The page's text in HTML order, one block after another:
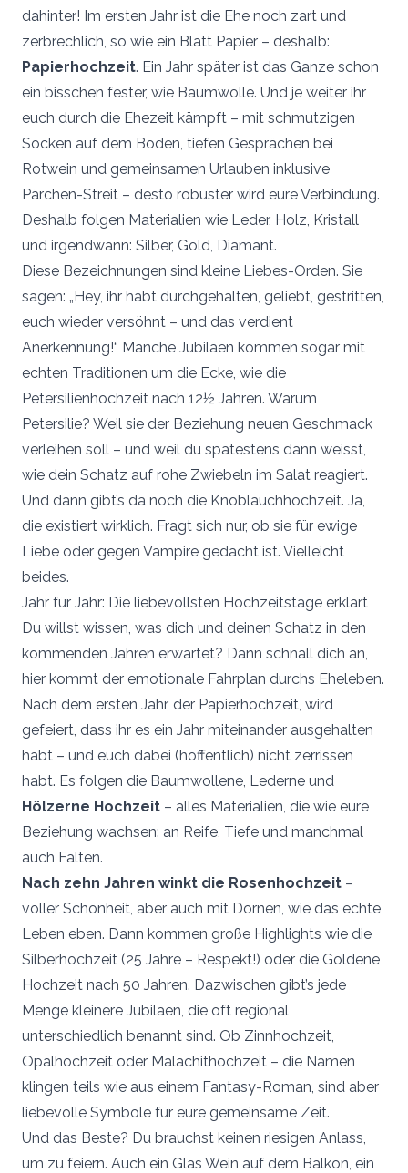
dahinter! Im ersten Jahr ist die Ehe noch zart und
zerbrechlich, so wie ein Blatt Papier – deshalb:
Papierhochzeit. Ein Jahr später ist das Ganze schon
ein bisschen fester, wie Baumwolle. Und je weiter ihr
euch durch die Ehezeit kämpft – mit schmutzigen
Socken auf dem Boden, tiefen Gesprächen bei
Rotwein und gemeinsamen Urlauben inklusive
Pärchen-Streit – desto robuster wird eure Verbindung.
Deshalb folgen Materialien wie Leder, Holz, Kristall
und irgendwann: Silber, Gold, Diamant.
Diese Bezeichnungen sind kleine Liebes-Orden. Sie
sagen: „Hey, ihr habt durchgehalten, geliebt, gestritten,
euch wieder versöhnt – und das verdient
Anerkennung!“ Manche Jubiläen kommen sogar mit
echten Traditionen um die Ecke, wie die
Petersilienhochzeit nach 12½ Jahren. Warum
Petersilie? Weil sie der Beziehung neuen Geschmack
verleihen soll – und weil du spätestens dann weisst,
wie dein Schatz auf rohe Zwiebeln im Salat reagiert.
Und dann gibt’s da noch die Knoblauchhochzeit. Ja,
die existiert wirklich. Fragt sich nur, ob sie für ewige
Liebe oder gegen Vampire gedacht ist. Vielleicht
beides.
Jahr für Jahr: Die liebevollsten Hochzeitstage erklärt
Du willst wissen, was dich und deinen Schatz in den
kommenden Jahren erwartet? Dann schnall dich an,
hier kommt der emotionale Fahrplan durchs Eheleben.
Nach dem ersten Jahr, der Papierhochzeit, wird
gefeiert, dass ihr es ein Jahr miteinander ausgehalten
habt – und euch dabei (hoffentlich) nicht zerrissen
habt. Es folgen die Baumwollene, Lederne und
Hölzerne Hochzeit – alles Materialien, die wie eure
Beziehung wachsen: an Reife, Tiefe und manchmal
auch Falten.
Nach zehn Jahren winkt die Rosenhochzeit –
voller Schönheit, aber auch mit Dornen, wie das echte
Leben eben. Dann kommen große Highlights wie die
Silberhochzeit (25 Jahre – Respekt!) oder die Goldene
Hochzeit nach 50 Jahren. Dazwischen gibt’s jede
Menge kleinere Jubiläen, die oft regional
unterschiedlich benannt sind. Ob Zinnhochzeit,
Opalhochzeit oder Malachithochzeit – die Namen
klingen teils wie aus einem Fantasy-Roman, sind aber
liebevolle Symbole für eure gemeinsame Zeit.
Und das Beste? Du brauchst keinen riesigen Anlass,
um zu feiern. Auch ein Glas Wein auf dem Balkon, ein